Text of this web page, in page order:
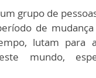
grupo de
de
lutam para
mundo,